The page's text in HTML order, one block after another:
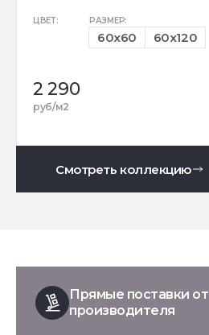
ЦВЕТ: РАЗМЕР:
60x60 60x120
2 290
руб/м2
Смотреть коллекцию
Прямые поставки от
производителя